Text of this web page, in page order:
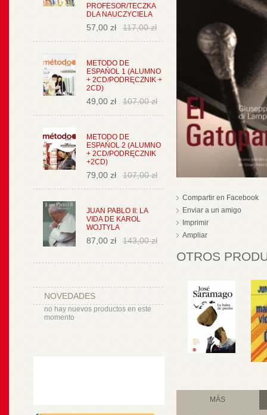
PROFESOR/TECZKA
DLA NAUCZYCIELA
57,00 zł 117,00 zł
METODO DE
ESPAŃOL 1 (ALUMNO
+ 2CD/PODRĘCZNIK +
2CD)
49,00 zł 107,00 zł
METODO DE
ESPAŃOL 2 (ALUMNO
+ 2CD/PODRĘCZNIK
+2CD)
79,00 zł 107,00 zł
JUAN PABLO II: LA
VIDA DE KAROL
WOJTYLA
87,00 zł 143,00 zł
NOVEDADES
no hay nuevos productos en este
momento
Compartir en Facebook
Enviar a un amigo
Imprimir
Ampliar
OTROS
MÁS